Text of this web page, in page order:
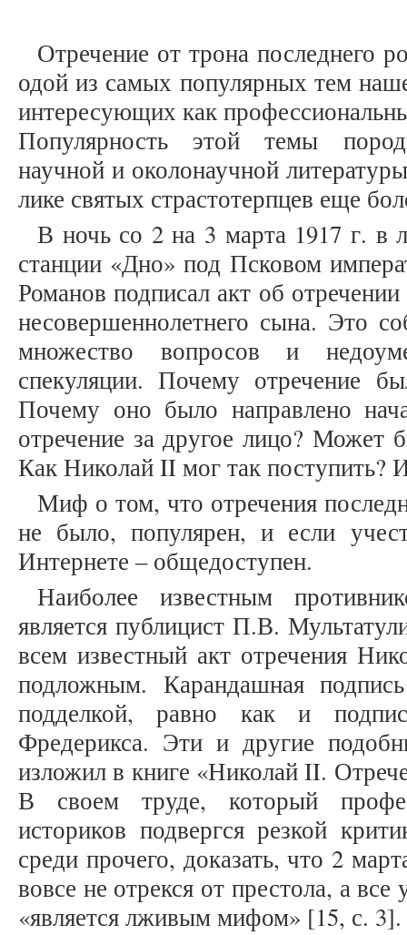
Отречение от трона последнего
одой из самых популярных тем
интересующих как
Популярность этой темы
научной и околонаучной
лике святых страстотерпцев еще
В ночь со 2 на 3 марта 1917 г. в
станции «Дно» под Псковом
Романов подписал акт об
несовершеннолетнего сына. Это
множество вопросов и
спекуляции. Почему отречение
Почему оно было направлено
отречение за другое лицо? Может
Как Николай II мог так поступить?
Миф о том, что отречения
не было, популярен, и если
Интернете – общедоступен.
Наиболее известным
является публицист П.В.
всем известный акт отречения
подложным. Карандашная
подделкой, равно как и
Фредерикса. Эти и другие
изложил в книге «Николай II.
В своем труде, который
историков подвергся резкой
среди прочего, доказать, что 2
вовсе не отрекся от престола, а
«является лживым мифом» [15, с. 3].